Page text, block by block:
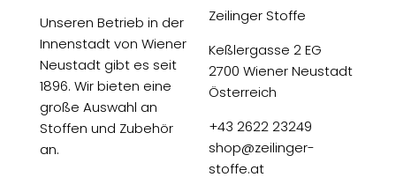
Unseren Betrieb in der
Innenstadt von Wiener
Neustadt gibt es seit
1896. Wir bieten eine
große Auswahl an
Stoffen und Zubehör
an.
Zeilinger Stoffe
Keßlergasse 2 EG
2700 Wiener Neustadt
Österreich
+43 2622 23249
shop@zeilinger-
stoffe.at